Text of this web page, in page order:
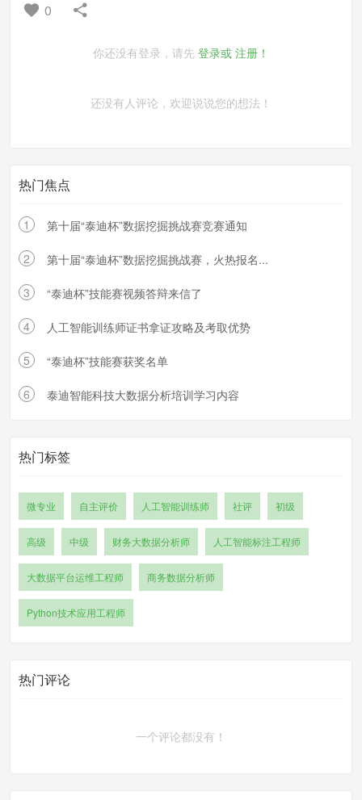
0
你还没有登录，请先 登录或 注册！
还没有人评论，欢迎说说您的想法！
热门焦点
1 第十届“泰迪杯”数据挖掘挑战赛竞赛通知
2 第十届“泰迪杯”数据挖掘挑战赛，火热报名...
3 “泰迪杯”技能赛视频答辩来信了
4 人工智能训练师证书拿证攻略及考取优势
5 “泰迪杯”技能赛获奖名单
6 泰迪智能科技大数据分析培训学习内容
热门标签
微专业 自主评价 人工智能训练师 社评 初级
高级 中级 财务大数据分析师 人工智能标注工程师
大数据平台运维工程师 商务数据分析师
Python技术应用工程师
热门评论
一个评论都没有！